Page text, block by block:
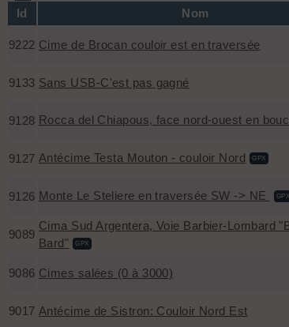
Id Nom
9222 Cime de Brocan couloir est en traversée
9133 Sans USB-C'est pas gagné
9128 Rocca del Chiapous, face nord-ouest en
9127 Antécime Testa Mouton - couloir Nord GPX
9126 Monte Le Steliere en traversée SW -> NE GPX
9089
Cima Sud Argentera, Voie Barbier-Lombard
Bard"
GPX
9086 Cimes salées (0 à 3000)
9017 Antécime de Sistron: Couloir Nord Est